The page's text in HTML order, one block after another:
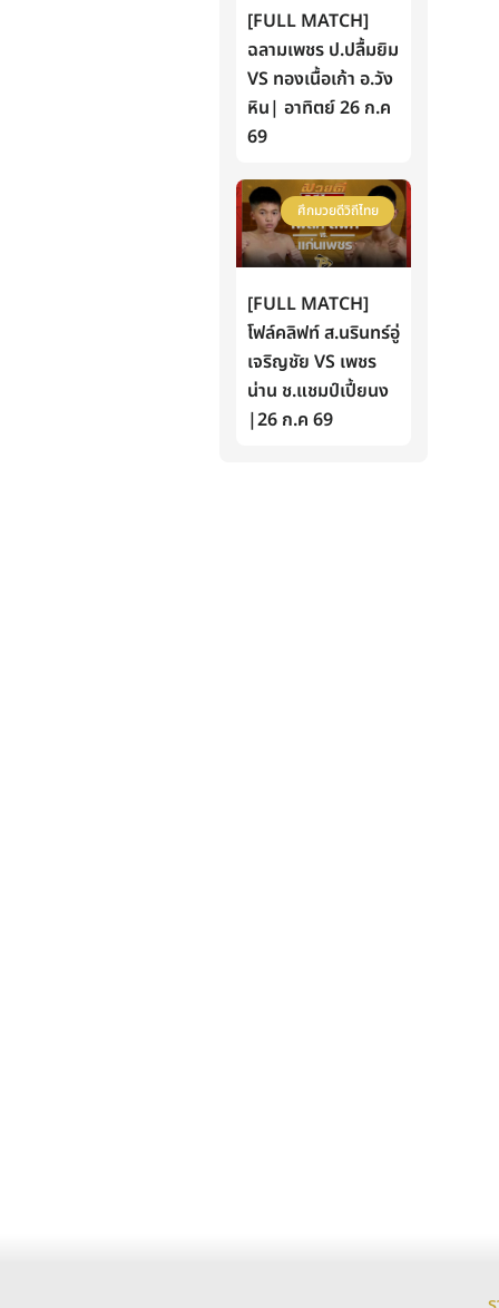
[FULL MATCH]
ฉลามเพชร ป.ปลื้มยิม
VS ทองเนื้อเก้า อ.วัง
หิน| อาทิตย์ 26 ก.ค
69
ศึกมวยดีวิถีไทย
[FULL MATCH]
โฟล์คลิฟท์ ส.นรินทร์อู่
เจริญชัย VS เพชร
น่าน ช.แชมป์เปี้ยนง
|26 ก.ค 69